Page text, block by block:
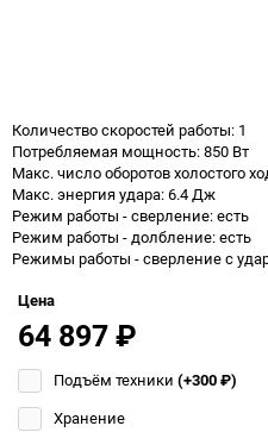
Количество скоростей работы: 1
Потребляемая мощность: 850 Вт
Макс. число оборотов холостого
Макс. энергия удара: 6.4 Дж
Режим работы - сверление: есть
Режим работы - долбление: есть
Режимы работы - сверление с
Цена
64 897₽
Подъём техники (+300₽)
Хранение